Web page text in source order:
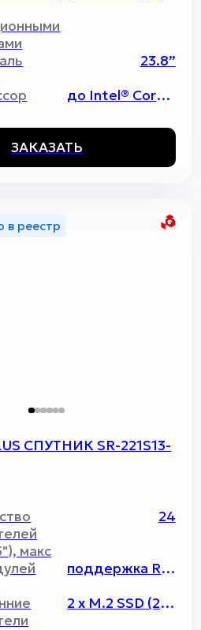
23.8”
до Intel® Core™ i7 12th Gen
ЗАКАЗАТЬ
в реестр
СПУТНИК SR-221S13-
макс
24
поддержка RDIMM\LRDIMM
2 x M.2 SSD (2280)